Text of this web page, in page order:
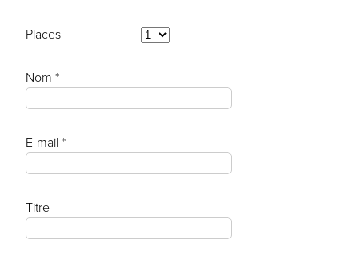
Places
Nom *
E-mail *
Titre